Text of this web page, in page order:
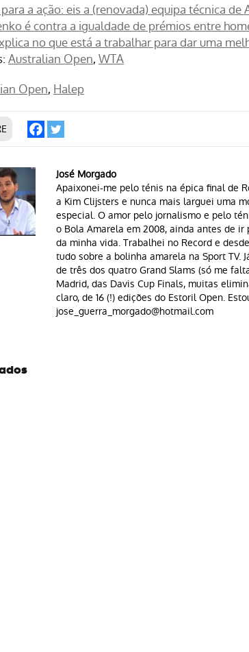
a ação: eis a (renovada) equipa técnica de
é contra a igualdade de prémios entre
no que está a trabalhar para dar uma
Australian Open WTA
Open Halep
José Morgado
Apaixonei-me pelo ténis na épica final de
a Kim Clijsters e nunca mais larguei uma
especial. O amor pelo jornalismo e pelo
o Bola Amarela em 2008, ainda antes de
da minha vida. Trabalhei no Record e
tudo sobre a bolinha amarela na Sport TV.
de três dos quatro Grand Slams (só me
Madrid, das Davis Cup Finals, muitas
claro, de 16 (!) edições do Estoril Open.
jose_guerra_morgado@hotmail.com